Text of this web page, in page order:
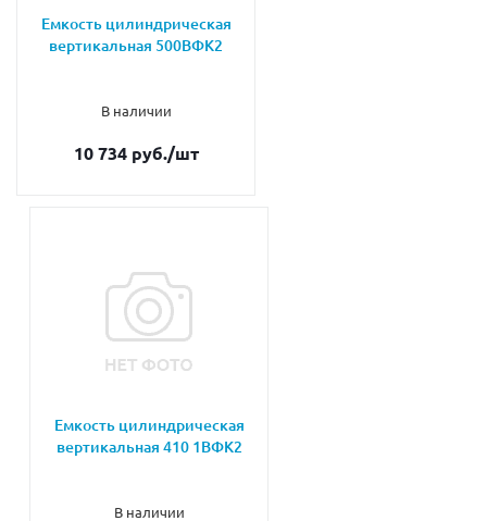
Емкость цилиндрическая
вертикальная 500ВФК2
В наличии
10 734 руб./шт
Емкость цилиндрическая
вертикальная 410 1ВФК2
В наличии